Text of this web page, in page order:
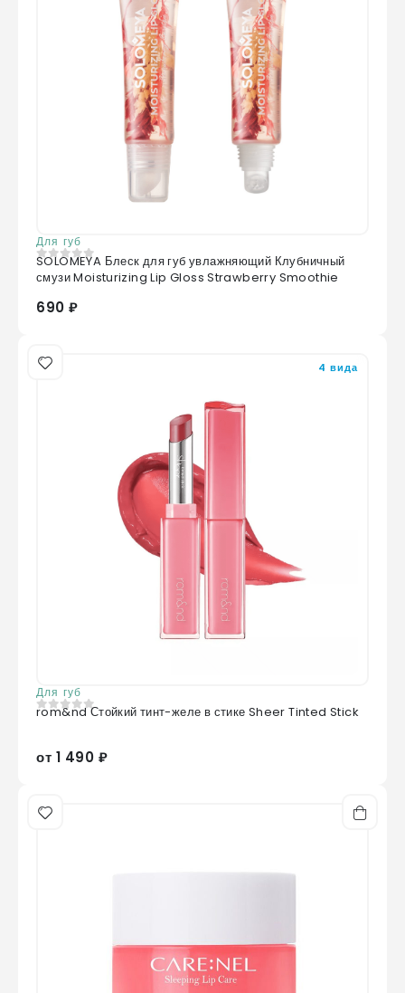
Для губ
0 из 5
SOLOMEYA Блеск для губ увлажняющий Клубничный
смузи Moisturizing Lip Gloss Strawberry Smoothie
690 ₽
4 вида
Для губ
0из 5
rom&nd Стойкий тинт-желе в стике Sheer Tinted Stick
от 1 490 ₽